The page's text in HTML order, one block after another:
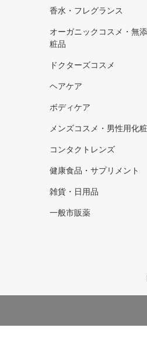
香水・フレグランス
オーガニックコスメ・無
粧品
ドクターズコスメ
ヘアケア
ボディケア
メンズコスメ・男性用化
コンタクトレンズ
健康食品・サプリメント
雑貨・日用品
一般市販薬